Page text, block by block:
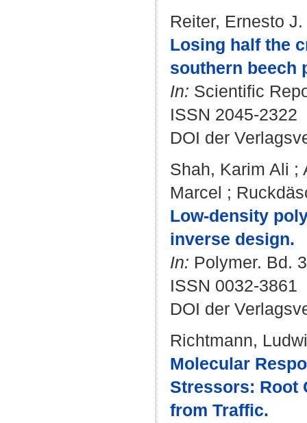
Reiter, Ernesto J.
Losing half the
southern beech
In: Scientific
ISSN 2045-2322
DOI der
Shah, Karim Ali ;
Marcel ;
Low-density
inverse design.
In: Polymer. Bd.
ISSN 0032-3861
DOI der
Richtmann,
Molecular
Stressors: Root
from Traffic.